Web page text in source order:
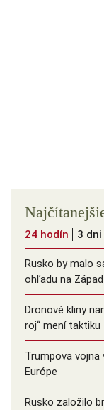
24 hodín 3 dni
Rusko by malo
ohľadu na Západ
Dronové kliny
roj“ mení taktiku
Trumpova vojna
Európe
Rusko založilo